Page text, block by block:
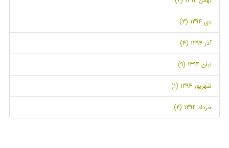
دی 1394 (3)
آذر 1394 (4)
آبان 1394 (9)
شهریور 1394 (1)
خرداد 1394 (2)